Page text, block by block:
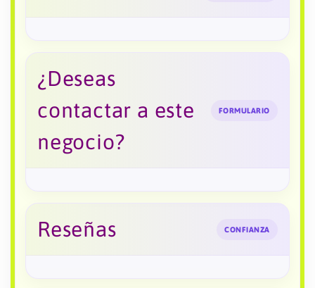
¿Deseas
contactar a este
negocio?
FORMULARIO
Reseñas CONFIANZA